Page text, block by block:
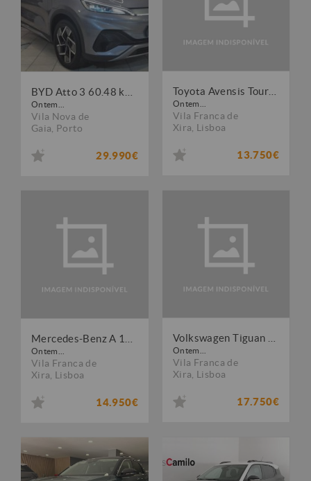
Ontem...
Vila Nova de
Gaia Porto
29.990€
Ontem...
Vila Franca de
Xira Lisboa
13.750€
Ontem...
Vila Franca de
Xira Lisboa
14.950€
Ontem...
Vila Franca de
Xira Lisboa
17.750€